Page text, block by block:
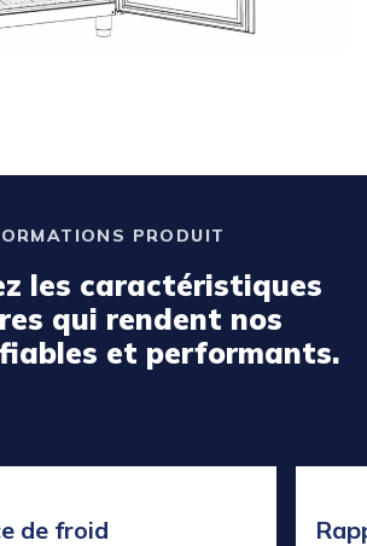
PRODUIT
les caractéristiques
qui rendent nos
et performants.
de froid